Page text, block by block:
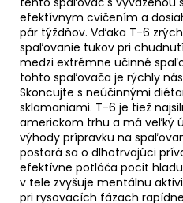
efektívnym cvičením a
pár týždňov. Vďaka T-6
spaľovanie tukov pri
medzi extrémne učinné
tohto spaľovača je rýchly
Skoncujte s neúčinnými
sklamaniami. T-6 je tiež
americkom trhu a má veľký
výhody prípravku na
postará sa o dlhotrvajúci
efektívne potláča pocit
v tele zvyšuje mentálnu
pri rysovacích fázach